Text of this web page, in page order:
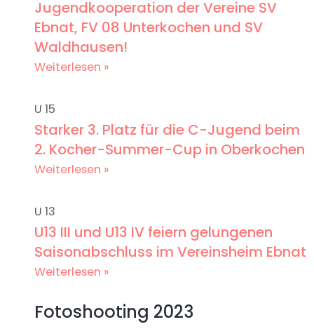
Jugendkooperation der Vereine SV
Ebnat, FV 08 Unterkochen und SV
Waldhausen!
Weiterlesen »
U 15
Starker 3. Platz für die C-Jugend beim
2. Kocher-Summer-Cup in Oberkochen
Weiterlesen »
U 13
U13 III und U13 IV feiern gelungenen
Saisonabschluss im Vereinsheim Ebnat
Weiterlesen »
Fotoshooting 2023